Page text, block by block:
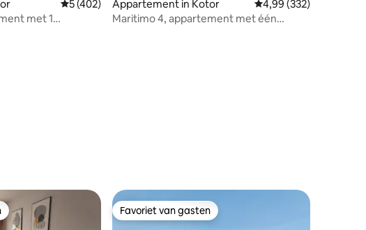
5, 436 recensiesGemiddelde beoordeling van 5 uit 5, 402 recensies
5 (402)
met 1
Appartement in Kotor Gemiddelde
4,99 (332)
Maritimo 4, appartement met één
Favoriet van gasten
Favoriet van gasten